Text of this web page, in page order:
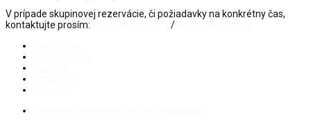
V prípade skupinovej rezervácie, či požiadavky na konkrétny čas,
kontaktujte prosím:
/